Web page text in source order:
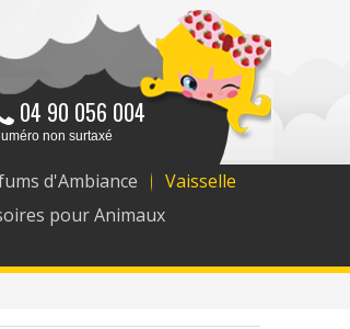
04 90 056 004
non surtaxé
d'Ambiance
Vaisselle
pour Animaux